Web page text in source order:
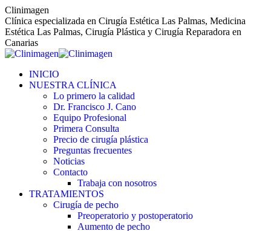
Saltar
al
contenido
Clinimagen
Clínica especializada en Cirugía Estética Las Palmas, Medicina
Estética Las Palmas, Cirugía Plástica y Cirugía Reparadora en
Canarias
INICIO
NUESTRA CLÍNICA
Lo primero la calidad
Dr. Francisco J. Cano
Equipo Profesional
Primera Consulta
Precio de cirugía plástica
Preguntas frecuentes
Noticias
Contacto
Trabaja con nosotros
TRATAMIENTOS
Cirugía de pecho
Preoperatorio y postoperatorio
Aumento de pecho